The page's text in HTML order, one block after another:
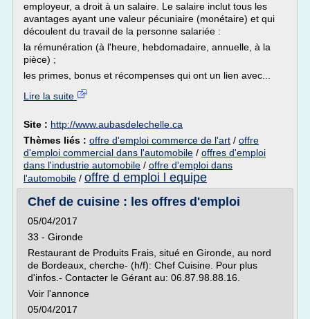
employeur, a droit à un salaire. Le salaire inclut tous les
avantages ayant une valeur pécuniaire (monétaire) et qui
découlent du travail de la personne salariée :
la rémunération (à l'heure, hebdomadaire, annuelle, à la
pièce) ;
les primes, bonus et récompenses qui ont un lien avec...
Lire la suite
Site : http://www.aubasdelechelle.ca
Thèmes liés : offre d'emploi commerce de l'art / offre
d'emploi commercial dans l'automobile / offres d'emploi
dans l'industrie automobile / offre d'emploi dans
l'automobile / offre d emploi l equipe
Chef de cuisine : les offres d'emploi
05/04/2017
33 - Gironde
Restaurant de Produits Frais, situé en Gironde, au nord
de Bordeaux, cherche- (h/f): Chef Cuisine. Pour plus
d'infos.- Contacter le Gérant au: 06.87.98.88.16.
Voir l'annonce
05/04/2017